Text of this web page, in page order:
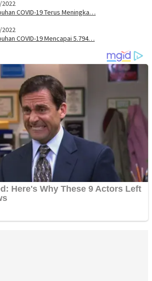
COVID-19 Terus Meningka…
COVID-19 Mencapai 5.794…